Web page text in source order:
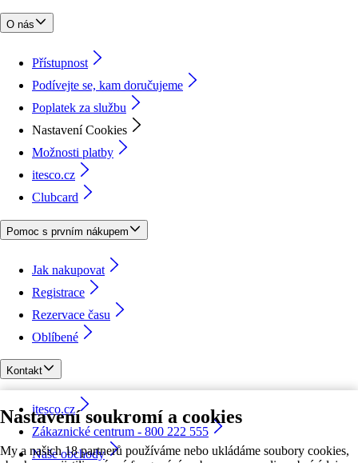
Nastavení soukromí a cookies
My a našich 18 partnerů používáme nebo ukládáme soubory cookies,
O nás
Přístupnost
Podívejte se, kam doručujeme
Poplatek za službu
Nastavení Cookies
Možnosti platby
itesco.cz
Clubcard
Pomoc s prvním nákupem
Jak nakupovat
Registrace
Rezervace času
Oblíbené
Kontakt
itesco.cz
Zákaznické centrum - 800 222 555
Naše obchody